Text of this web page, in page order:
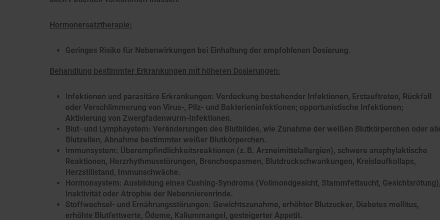
Hormonersatztherapie:
Geringes Risiko für Nebenwirkungen bei Einhaltung der empfohlenen Dosierung.
Behandlung bestimmter Erkrankungen mit höheren Dosierungen:
Infektionen und parasitäre Erkrankungen: Verdeckung bestehender Infektionen, Erstauftreten, Rückfall
oder Verschlimmerung von Virus-, Pilz- und Bakterieninfektionen; opportunistische Infektionen;
Aktivierung von Zwergfadenwurm-Infektionen.
Blut- und Lymphsystem: Veränderungen des Blutbildes, wie Zunahme der weißen Blutkörperchen oder
Blutzellen, Abnahme bestimmter weißer Blutkörperchen.
Immunsystem: Überempfindlichkeitsreaktionen (z. B. Arzneimittelallergien), schwere anaphylaktische
Reaktionen, Herzrhythmusstörungen, Bronchospasmen, Blutdruckschwankungen, Kreislaufkollaps,
Herzstillstand, Immunschwäche.
Hormonsystem: Ausbildung eines Cushing-Syndroms (Vollmondgesicht, Stammfettsucht,
Inaktivität oder Atrophie der Nebennierenrinde.
Stoffwechsel- und Ernährungsstörungen: Gewichtszunahme, erhöhter Blutzucker, Diabetes mellitus,
erhöhte Blutfettwerte, Ödeme, Kaliummangel, gesteigerter Appetit.